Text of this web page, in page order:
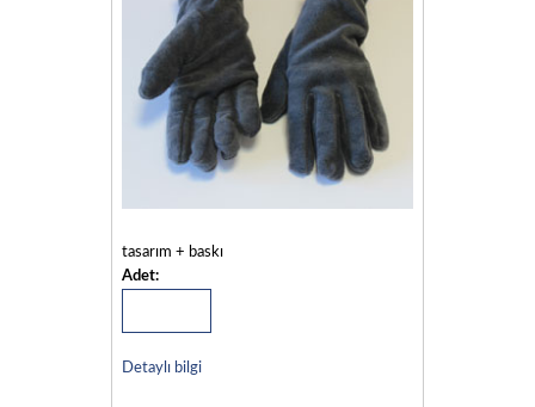
tasarım + baskı
Adet:
Detaylı bilgi